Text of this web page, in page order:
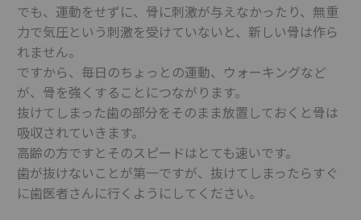
でも、運動をせずに、骨に刺激が与えなかったり、無重
力で気圧という刺激を受けていないと、新しい骨は作ら
れません。
ですから、毎日のちょっとの運動、ウォーキングなど
が、骨を強くすることにつながります。
抜けてしまった歯の部分をそのまま放置しておくと骨は
吸収されていきます。
高齢の方ですとそのスピードはとても速いです。
歯が抜けないことが第一ですが、抜けてしまったらすぐ
に歯医者さんに行くようにしてください。